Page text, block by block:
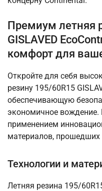
Премиум летняя
GISLAVED
комфорт для
Откройте для себя
резину 195/60R15
обеспечивающую
экономичное вождение.
применением
материалов, прошедших
Технологии и
Летняя резина 195/